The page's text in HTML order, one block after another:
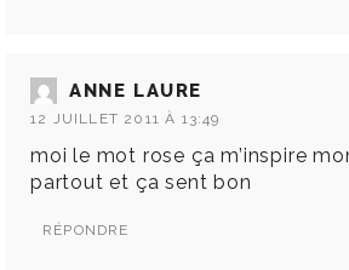
ANNE LAURE
12 JUILLET 2011 À 13:49
moi le mot rose ça m’inspire
partout et ça sent bon
RÉPONDRE